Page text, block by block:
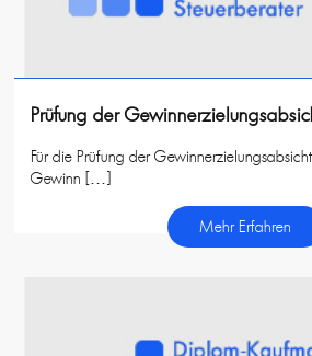
Prüfung der
Für die Prüfung der
Gewinn […]
Mehr Erfahren